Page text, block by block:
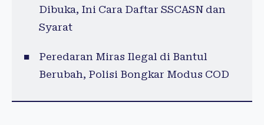
Dibuka, Ini Cara Daftar SSCASN dan
Syarat
Peredaran Miras Ilegal di Bantul
Berubah, Polisi Bongkar Modus COD